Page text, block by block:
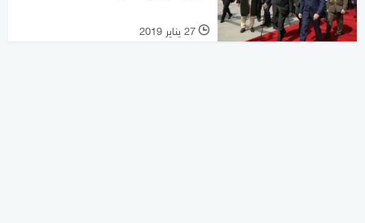
l 27 يناير 2019